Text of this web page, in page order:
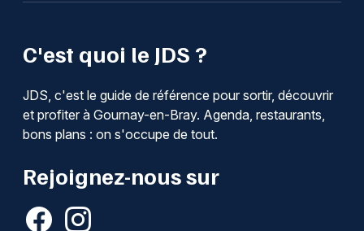
C'est quoi le JDS ?
JDS, c'est le guide de référence pour sortir, découvrir
et profiter à Gournay-en-Bray. Agenda, restaurants,
bons plans : on s'occupe de tout.
Rejoignez-nous sur